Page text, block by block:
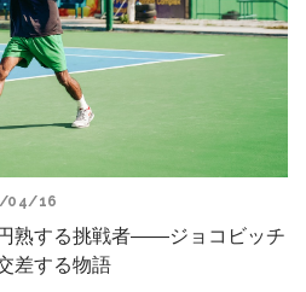
04/16
熟する挑戦者――ジョコビッチ
差する物語